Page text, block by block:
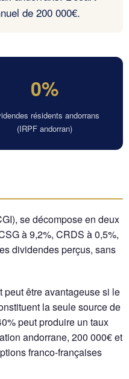
de 200 000€.
0%
résidents andorrans
(IRPF andorran)
se décompose en deux
à 9,2%, CRDS à 0,5%,
dividendes perçus, sans
peut être avantageuse si le
la seule source de
peut produire un taux
andorrane, 200 000€ et
franco-françaises